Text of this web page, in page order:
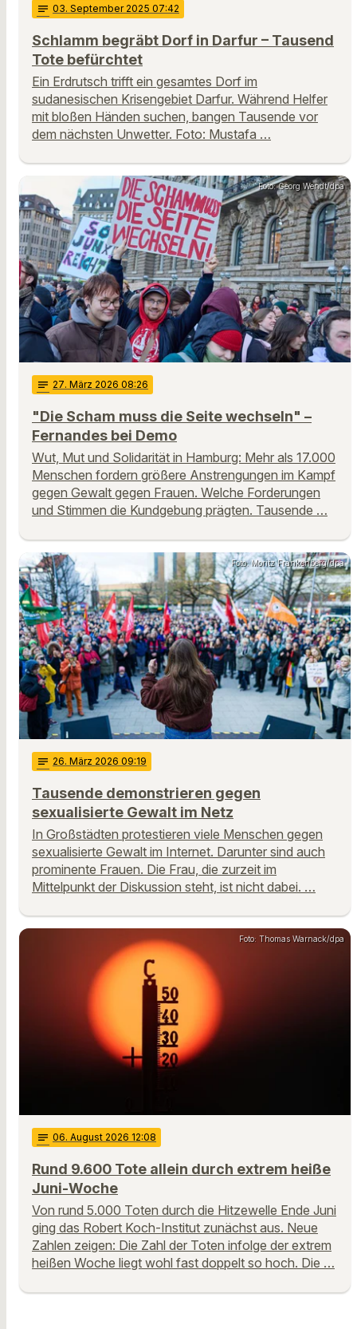
notes 03. September 2025 07:42
Schlamm begräbt Dorf in Darfur – Tausend
Tote befürchtet
Ein Erdrutsch trifft ein gesamtes Dorf im
sudanesischen Krisengebiet Darfur. Während Helfer
mit bloßen Händen suchen, bangen Tausende vor
dem nächsten Unwetter. Foto: Mustafa …
Foto: Georg Wendt/dpa
notes 27. März 2026 08:26
"Die Scham muss die Seite wechseln" –
Fernandes bei Demo
Wut, Mut und Solidarität in Hamburg: Mehr als 17.000
Menschen fordern größere Anstrengungen im Kampf
gegen Gewalt gegen Frauen. Welche Forderungen
und Stimmen die Kundgebung prägten. Tausende …
Foto: Moritz Frankenberg/dpa
notes 26. März 2026 09:19
Tausende demonstrieren gegen
sexualisierte Gewalt im Netz
In Großstädten protestieren viele Menschen gegen
sexualisierte Gewalt im Internet. Darunter sind auch
prominente Frauen. Die Frau, die zurzeit im
Mittelpunkt der Diskussion steht, ist nicht dabei. …
Foto: Thomas Warnack/dpa
notes 06. August 2026 12:08
Rund 9.600 Tote allein durch extrem heiße
Juni-Woche
Von rund 5.000 Toten durch die Hitzewelle Ende Juni
ging das Robert Koch-Institut zunächst aus. Neue
Zahlen zeigen: Die Zahl der Toten infolge der extrem
heißen Woche liegt wohl fast doppelt so hoch. Die …